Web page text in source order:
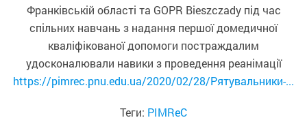
Франківській області та GOPR Bieszczady під час
спільних навчань з надання першої домедичної
кваліфікованої допомоги постраждалим
удосконалювали навики з проведення реанімації
https://pimrec.pnu.edu.ua/2020/02/28/Рятувальники-...
Теги: PIMReC